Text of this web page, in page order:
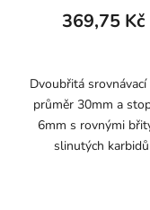
369,75 Kč
Dvoubřitá srovnávací
průměr 30mm a
6mm s rovnými
slinutých karbidů